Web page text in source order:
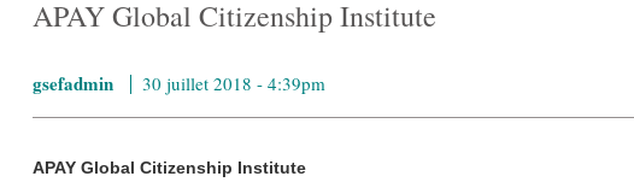
Devenir partenaire du
APAY Global Citizenship Institute
gsefadmin 30 juillet 2018 - 4:39pm
APAY Global Citizenship Institute